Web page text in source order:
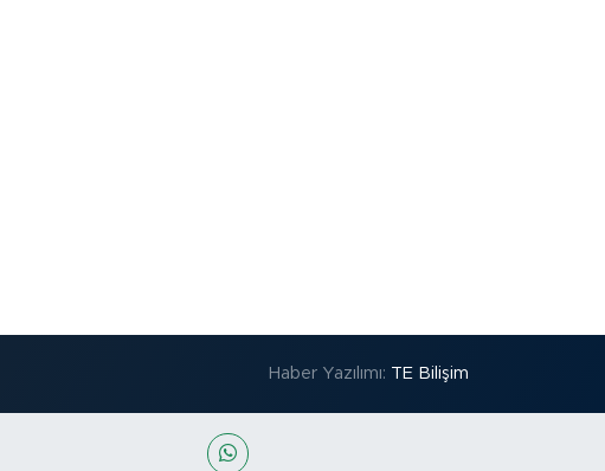
Haber Yazılımı: TE Bilişim